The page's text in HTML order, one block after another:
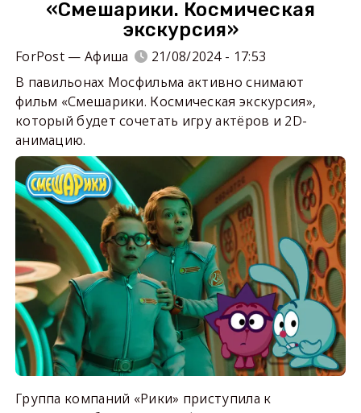
«Смешарики. Космическая
экскурсия»
ForPost — Афиша
21/08/2024 - 17:53
В павильонах Мосфильма активно снимают
фильм «Смешарики. Космическая экскурсия»,
который будет сочетать игру актёров и 2D-
анимацию.
Группа компаний «Рики» приступила к